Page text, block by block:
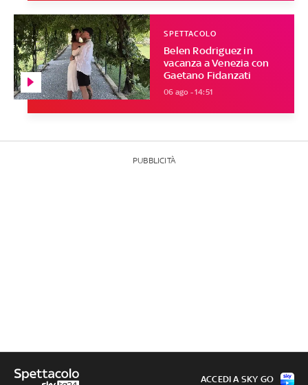
Belen Rodriguez in
vacanza a Venezia con
Gaetano Fidanzati
SPETTACOLO
06 ago - 14:51
PUBBLICITÀ
ACCEDI A SKY GO